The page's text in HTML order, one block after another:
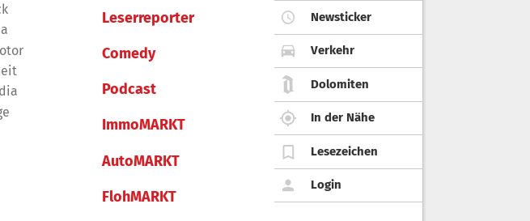
Leserreporter
Comedy
Podcast
ImmoMARKT
AutoMARKT
FlohMARKT
Newsticker
Verkehr
Dolomiten
In der Nähe
Lesezeichen
Login